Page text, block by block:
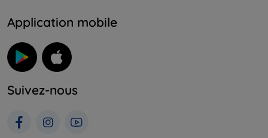
Application mobile
Suivez-nous